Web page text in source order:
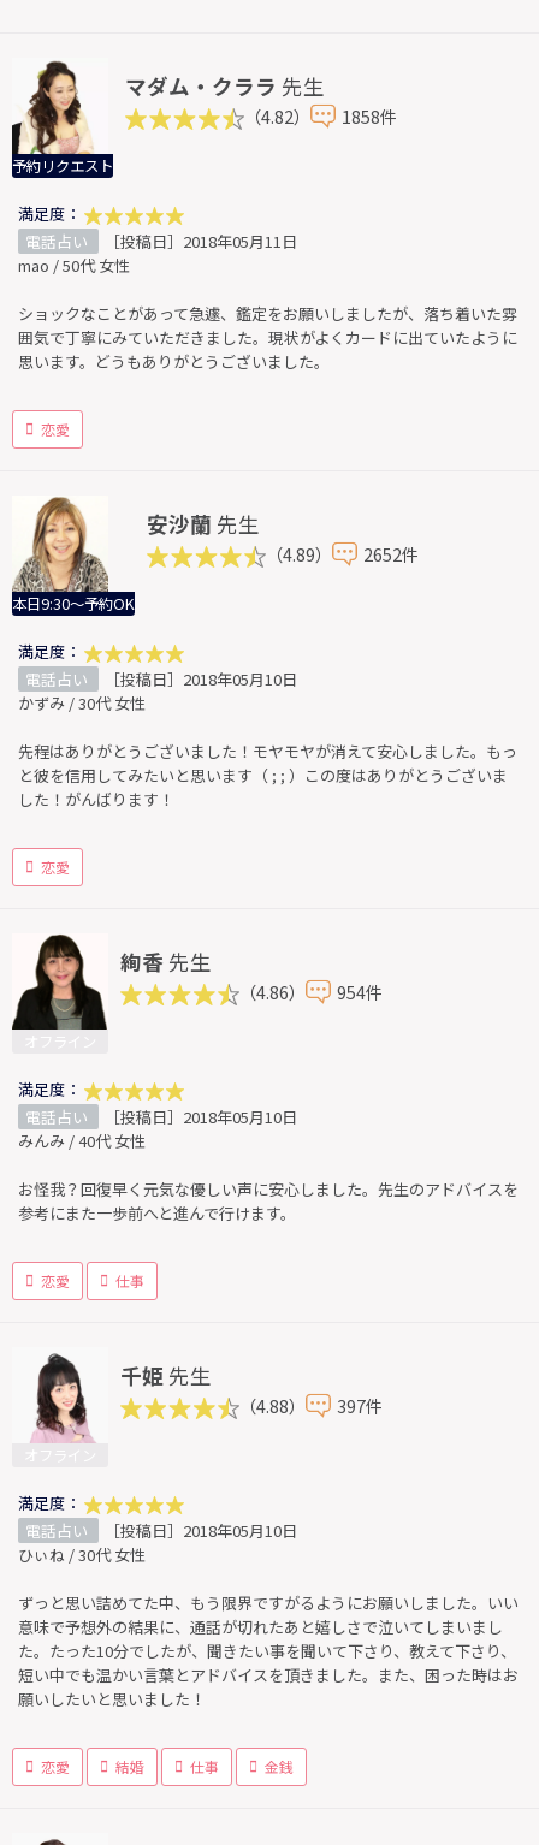
予約リクエスト
マダム・クララ 先生
（4.82） 1858件
満足度：
電話占い
［投稿日］2018年05月11日
mao / 50代 女性
ショックなことがあって急遽、鑑定をお願いしましたが、落ち着いた雰
囲気で丁寧にみていただきました。現状がよくカードに出ていたように
思います。どうもありがとうございました。
恋愛
本日9:30～予約OK
安沙蘭 先生
（4.89） 2652件
満足度：
電話占い
［投稿日］2018年05月10日
かずみ / 30代 女性
先程はありがとうございました！モヤモヤが消えて安心しました。もっ
と彼を信用してみたいと思います（ ; ; ）この度はありがとうございま
した！がんばります！
恋愛
絢香 先生
（4.86） 954件
満足度：
電話占い
［投稿日］2018年05月10日
みんみ / 40代 女性
お怪我？回復早く元気な優しい声に安心しました。先生のアドバイスを
参考にまた一歩前へと進んで行けます。
恋愛 仕事
千姫 先生
（4.88） 397件
満足度：
電話占い
［投稿日］2018年05月10日
ひぃね / 30代 女性
ずっと思い詰めてた中、もう限界ですがるようにお願いしました。いい
意味で予想外の結果に、通話が切れたあと嬉しさで泣いてしまいまし
た。たった10分でしたが、聞きたい事を聞いて下さり、教えて下さり、
短い中でも温かい言葉とアドバイスを頂きました。また、困った時はお
願いしたいと思いました！
恋愛 結婚 仕事 金銭